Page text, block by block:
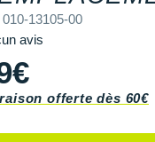
13105-00
avis
offerte dès 60€